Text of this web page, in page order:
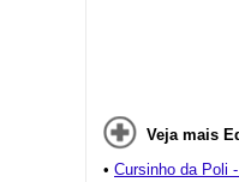
Veja mais
• Cursinho da Poli